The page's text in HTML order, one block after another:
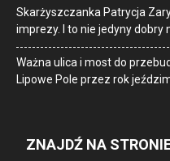
Skarżyszczanka Patrycja
imprezy. I to nie jedyny dobry
Ważna ulica i most do
Lipowe Pole przez rok
ZNAJDŹ NA